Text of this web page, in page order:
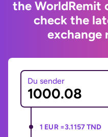
the WorldRemit
check the
exchange
Du sender
1 EUR =3.1157 TND